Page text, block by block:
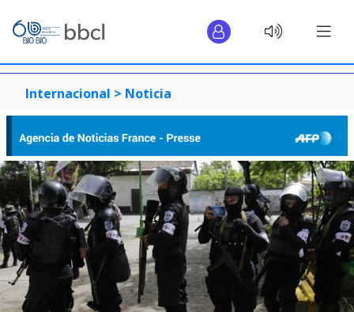
Internacional > Noticia